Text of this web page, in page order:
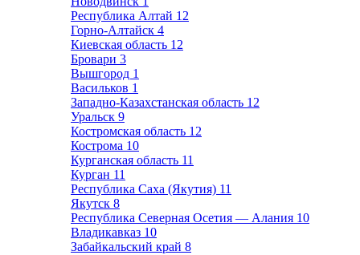
Республика Алтай 12
Горно-Алтайск 4
Киевская область 12
Бровари 3
Вышгород 1
Васильков 1
Западно-Казахстанская область 12
Уральск 9
Костромская область 12
Кострома 10
Курганская область 11
Курган 11
Республика Саха (Якутия) 11
Якутск 8
Республика Северная Осетия — Алания 10
Владикавказ 10
Забайкальский край 8